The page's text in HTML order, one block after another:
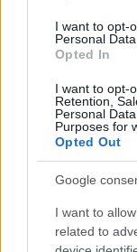
I want to opt-
Personal
Opted In
I want to opt-
Retention,
Personal
Purposes for
Opted Out
Google
I want to
related to
Az este 8-kor
Wilkinson után
szülinapi
mindhárom
NagyHallban a
Jamie Quinn
Groningenben